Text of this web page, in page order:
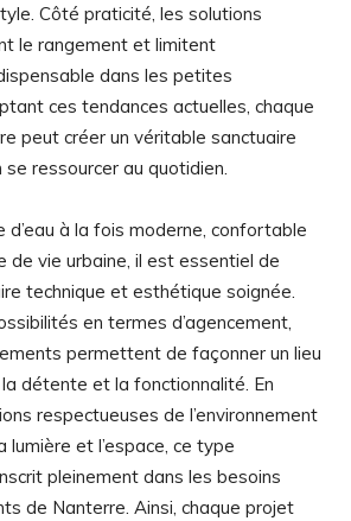
Côté praticité, les solutions
le rangement et limitent
dans les petites
ces tendances actuelles, chaque
peut créer un véritable sanctuaire
ressourcer au quotidien.
d’eau à la fois moderne, confortable
vie urbaine, il est essentiel de
technique et esthétique soignée.
en termes d’agencement,
permettent de façonner un lieu
détente et la fonctionnalité. En
respectueuses de l’environnement
et l’espace, ce type
pleinement dans les besoins
de Nanterre. Ainsi, chaque projet